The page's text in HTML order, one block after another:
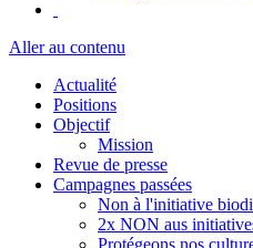
Aller au contenu
Actualité
Positions
Objectif
Mission
Revue de presse
Campagnes passées
Non à l'initiative
2x NON aus
Protégeons nos